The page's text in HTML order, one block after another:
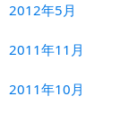
2012年5月
2011年11月
2011年10月